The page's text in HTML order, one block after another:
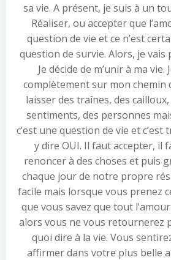
sa vie. A présent, je suis à un
Réaliser, ou accepter que
question de vie et ce n’est
question de survie. Alors, je vais
Je décide de m’unir à ma vie.
complètement sur mon chemin
laisser des traînes, des
sentiments, des personnes
c’est une question de vie et
y dire OUI. Il faut accepter, il
renoncer à des choses et puis
chaque jour de notre propre
facile mais lorsque vous prenez
que vous savez que tout
alors vous ne vous retournerez
quoi dire à la vie. Vous
affirmer dans votre plus belle